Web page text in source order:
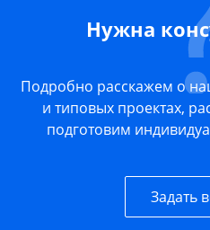
Нужна
Подробно расскажем о
и типовых проектах,
подготовим
Задать